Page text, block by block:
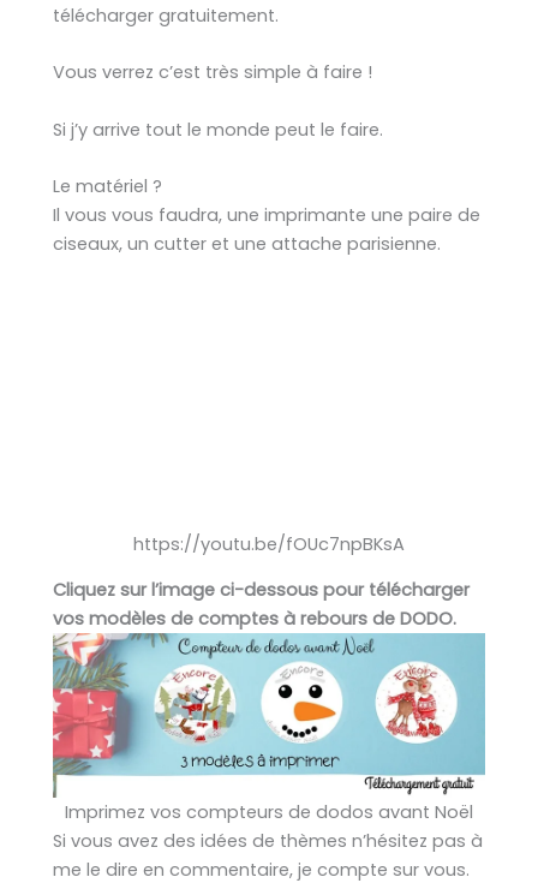
télécharger gratuitement.
Vous verrez c’est très simple à faire !
Si j’y arrive tout le monde peut le faire.
Le matériel ?
Il vous vous faudra, une imprimante une paire de
ciseaux, un cutter et une attache parisienne.
https://youtu.be/fOUc7npBKsA
Cliquez sur l’image ci-dessous pour télécharger
vos modèles de comptes à rebours de DODO.
Imprimez vos compteurs de dodos avant Noël
Si vous avez des idées de thèmes n’hésitez pas à
me le dire en commentaire, je compte sur vous.